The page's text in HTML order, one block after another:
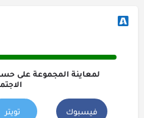
لمعاينة المجموعة على
فيسبوك تويتر